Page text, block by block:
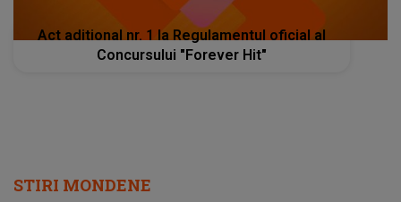
Act aditional nr. 1 la Regulamentul oficial al
Concursului "Forever Hit"
STIRI MONDENE